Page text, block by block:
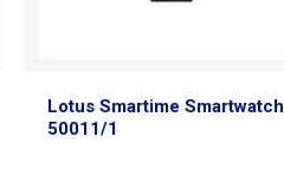
Lotus Smartime Smartwatch
50011/1